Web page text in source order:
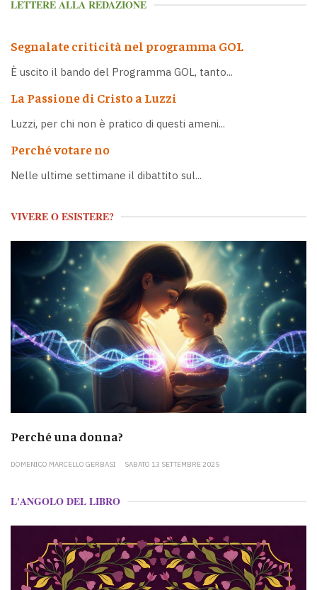
LETTERE ALLA REDAZIONE
Segnalate criticità nel programma GOL
È uscito il bando del Programma GOL, tanto...
La Passione di Cristo a Luzzi
Luzzi, per chi non è pratico di questi ameni...
Perché votare no
Nelle ultime settimane il dibattito sul...
VIVERE O ESISTERE?
Perché una donna?
DOMENICO MARCELLO GERBASI SABATO 13 SETTEMBRE 2025
L'ANGOLO DEL LIBRO